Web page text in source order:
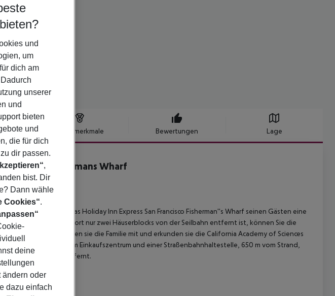
Hotelmerkmale Bewertungen Lage
Francisco Fishermans Wharf
gelegen, bietet das Holiday Inn Express San Francisco Fisherman''s Wharf seinen Gästen eine
Da unser Standort nur zwei Häuserblocks von der Seilbahn entfernt ist, können Sie die
Trolleys sehen! Nehmen sie die Familie mit und erkunden sie die California Academy of Sciences
liegt 300 m von einem Einkaufszentrum und einer Straßenbahnhaltestelle, 650 m vom Strand,
Gate Bridge entfernt.
und
um
dich am
unserer
und
bieten
und
die für dich
dir passen.
,
bist. Dir
Dann wähle
Cookies“.
deine
ändern oder
dazu einfach